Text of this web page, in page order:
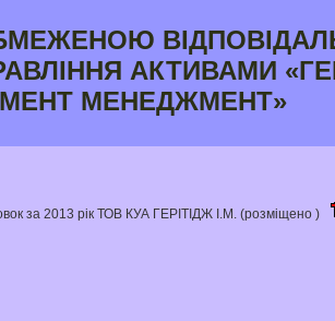
АКТИВАМИ
МЕНЕДЖМЕНТ»
за 2013 рік ТОВ КУА ГЕРІТІДЖ І.М. (розміщено )